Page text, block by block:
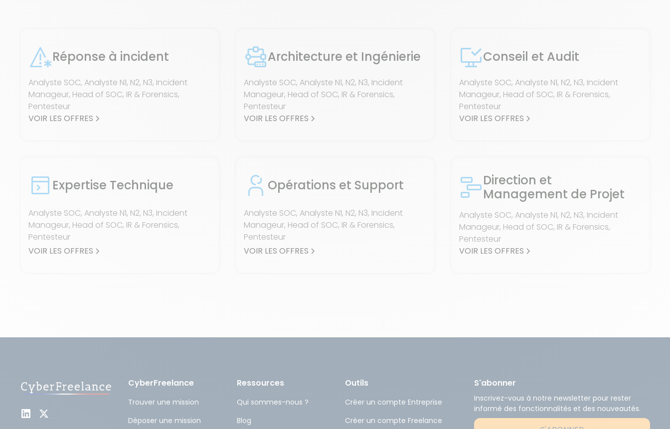
Réponse à incident
Analyste SOC, Analyste N1, N2, N3, Incident
Manageur, Head of SOC, IR & Forensics,
Pentesteur
VOIR LES OFFRES
Architecture et Ingénierie
Analyste SOC, Analyste N1, N2, N3, Incident
Manageur, Head of SOC, IR & Forensics,
Pentesteur
VOIR LES OFFRES
Conseil et Audit
Analyste SOC, Analyste N1, N2, N3, Incident
Manageur, Head of SOC, IR & Forensics,
Pentesteur
VOIR LES OFFRES
Expertise Technique
Analyste SOC, Analyste N1, N2, N3, Incident
Manageur, Head of SOC, IR & Forensics,
Pentesteur
VOIR LES OFFRES
Opérations et Support
Analyste SOC, Analyste N1, N2, N3, Incident
Manageur, Head of SOC, IR & Forensics,
Pentesteur
VOIR LES OFFRES
Direction et
Management de Projet
Analyste SOC, Analyste N1, N2, N3, Incident
Manageur, Head of SOC, IR & Forensics,
Pentesteur
VOIR LES OFFRES
CyberFreelance
Trouver une mission
Déposer une mission
Ressources
Qui sommes-nous ?
Blog
Outils
Créer un compte Entreprise
Créer un compte Freelance
S'abonner
Inscrivez-vous à notre newsletter pour rester
informé des fonctionnalités et des nouveautés.